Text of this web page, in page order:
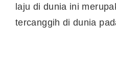
laju di dunia ini
tercanggih di dunia